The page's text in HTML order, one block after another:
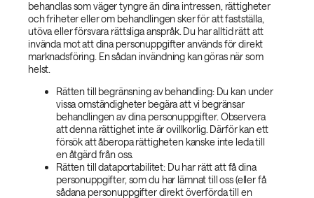
behandlas som väger tyngre än dina intressen, rättigheter
och friheter eller om behandlingen sker för att fastställa,
utöva eller försvara rättsliga anspråk. Du har alltid rätt att
invända mot att dina personuppgifter används för direkt
marknadsföring. En sådan invändning kan göras när som
helst.
Rätten till begränsning av behandling: Du kan under
vissa omständigheter begära att vi begränsar
behandlingen av dina personuppgifter. Observera
att denna rättighet inte är ovillkorlig. Därför kan ett
försök att åberopa rättigheten kanske inte leda till
en åtgärd från oss.
Rätten till dataportabilitet: Du har rätt att få dina
personuppgifter, som du har lämnat till oss (eller få
sådana personuppgifter direkt överförda till en